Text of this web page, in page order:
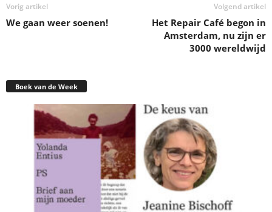
Vorig artikel
We gaan weer soenen!
Volgend artikel
Het Repair Café begon in
Amsterdam, nu zijn er
3000 wereldwijd
Boek van de Week